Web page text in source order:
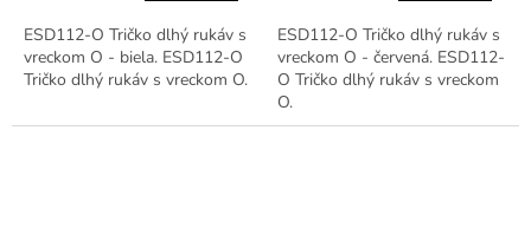
ESD112-O Tričko dlhý rukáv s
vreckom O - biela. ESD112-O
Tričko dlhý rukáv s vreckom O.
ESD112-O Tričko dlhý rukáv s
vreckom O - červená. ESD112-
O Tričko dlhý rukáv s vreckom
O.